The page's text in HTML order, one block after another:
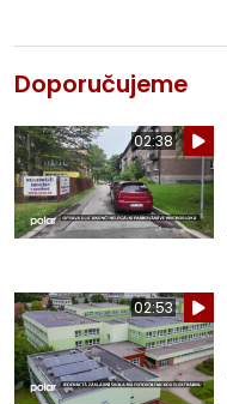
Doporučujeme
02:38
02:53